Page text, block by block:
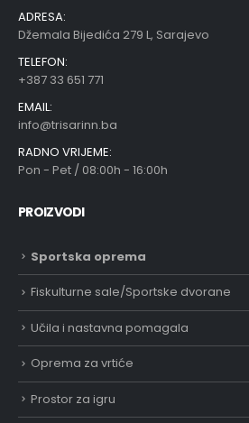
ADRESA:
Džemala Bijedića 279 L, Sarajevo
TELEFON:
+387 33 651 771
EMAIL:
info@trisarinn.ba
RADNO VRIJEME:
Pon - Pet / 08:00h - 16:00h
PROIZVODI
Sportska oprema
Fiskulturne sale/Sportske dvorane
Učila i nastavna pomagala
Oprema za vrtiće
Prostor za igru